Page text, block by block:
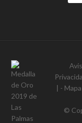
| -
©